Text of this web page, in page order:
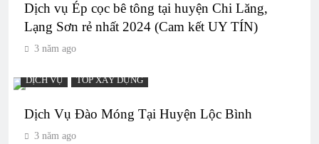
Dịch vụ Ép cọc bê tông tại huyện Chi Lăng,
Lạng Sơn rẻ nhất 2024 (Cam kết UY TÍN)
3 năm ago
DỊCH VỤ TOP XÂY DỰNG
Dịch Vụ Đào Móng Tại Huyện Lộc Bình
3 năm ago